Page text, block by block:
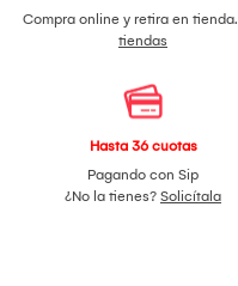
Compra online y retira en tienda.
tiendas
Hasta 36 cuotas
Pagando con Sip
¿No la tienes? Solicítala